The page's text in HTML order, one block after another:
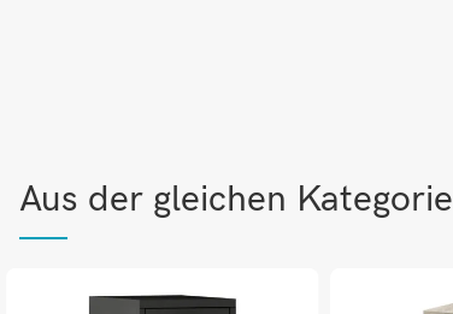
Aus der gleichen Kategorie